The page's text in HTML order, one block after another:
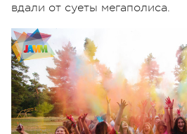
вдали от суеты мегаполиса.